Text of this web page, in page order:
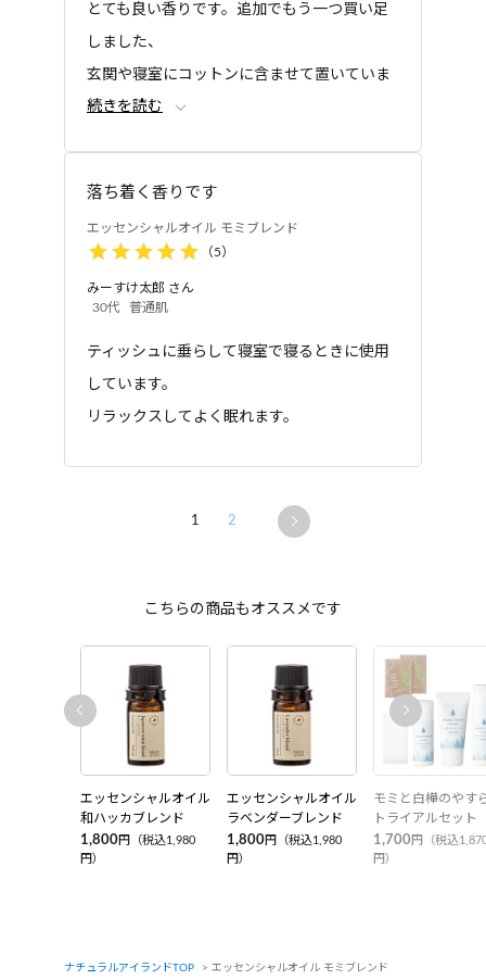
とても良い香りです。追加でもう一つ買い足
しました、
玄関や寝室にコットンに含ませて置いていま
す。
続きを読む
落ち着く香りです
エッセンシャルオイル モミブレンド
（5）
みーすけ太郎 さん
30代
普通肌
ティッシュに垂らして寝室で寝るときに使用
しています。
リラックスしてよく眠れます。
1 2
こちらの商品もオススメです
エッセンシャルオイル
和ハッカブレンド
1,800円（税込1,980
円）
エッセンシャルオイル
ラベンダーブレンド
1,800円（税込1,980
円）
モミと白樺のやす
トライアルセット
1,700 円（税込
円）
ナチュラルアイランドTOP エッセンシャルオイル モミブレンド